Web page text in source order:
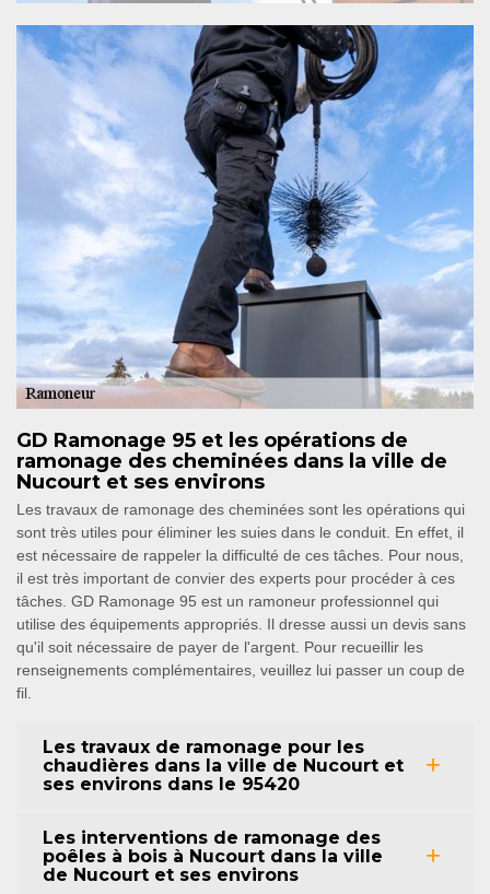
GD Ramonage 95 et les opérations de
ramonage des cheminées dans la ville de
Nucourt et ses environs
Les travaux de ramonage des cheminées sont les opérations qui
sont très utiles pour éliminer les suies dans le conduit. En effet, il
est nécessaire de rappeler la difficulté de ces tâches. Pour nous,
il est très important de convier des experts pour procéder à ces
tâches. GD Ramonage 95 est un ramoneur professionnel qui
utilise des équipements appropriés. Il dresse aussi un devis sans
qu'il soit nécessaire de payer de l'argent. Pour recueillir les
renseignements complémentaires, veuillez lui passer un coup de
fil.
Les travaux de ramonage pour les
chaudières dans la ville de Nucourt et
ses environs dans le 95420
Les interventions de ramonage des
poêles à bois à Nucourt dans la ville
de Nucourt et ses environs